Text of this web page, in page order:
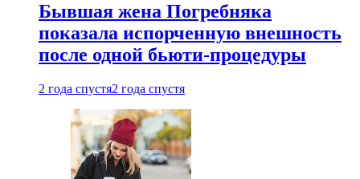
Бывшая жена Погребняка
показала испорченную внешность
после одной бьюти-процедуры
2 года спустя2 года спустя